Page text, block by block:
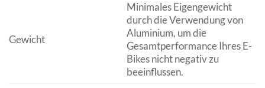
Gewicht
Minimales Eigengewicht
durch die Verwendung von
Aluminium, um die
Gesamtperformance Ihres E-
Bikes nicht negativ zu
beeinflussen.